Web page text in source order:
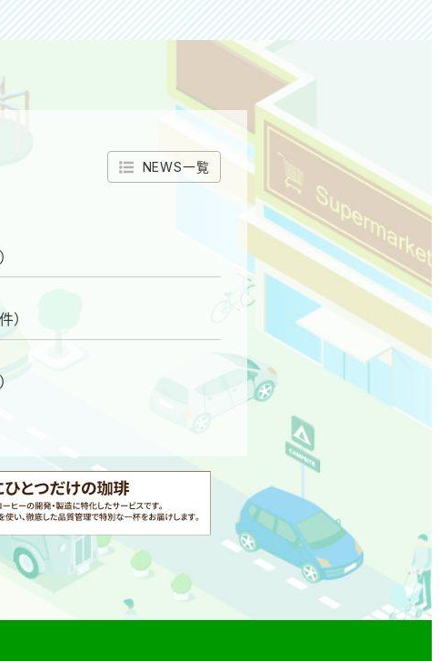
NEWS一覧
）